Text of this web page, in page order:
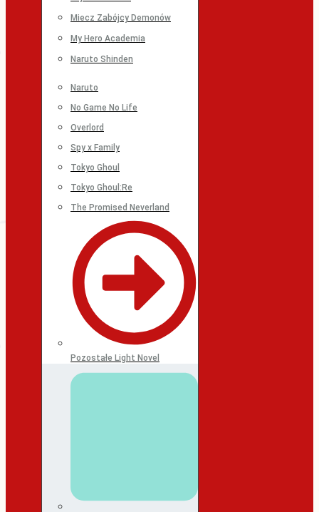
Miecz Zabójcy Demonów
My Hero Academia
Naruto Shinden
Naruto
No Game No Life
Overlord
Spy x Family
Tokyo Ghoul
Tokyo Ghoul:Re
The Promised Neverland
Pozostałe Light Novel